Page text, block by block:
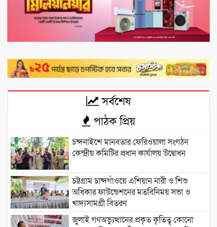
সর্বশেষ
পাঠক প্রিয়
চন্দনাইশে মানবতার ফেরিওয়ালা সংগঠন
কেন্দ্রীয় কমিটির প্রধান কার্যালয় উদ্বোধন
চট্টগ্রাম চান্দগাঁওয়ে এশিয়ান নারী ও শিশু
অধিকার ফাউন্ডেশনের মতবিনিময় সভা ও
খাদ্যসামগ্রী বিতরণ
জুলাই গণঅভ্যুত্থানের প্রকৃত কৃতিত্ব কোনো